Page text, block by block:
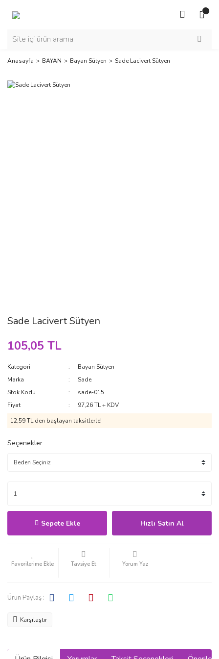
Anasayfa BAYAN Bayan Sütyen Sade Lacivert Sütyen
Sade Lacivert Sütyen
105,05 TL
Kategori
Bayan Sütyen
Marka
Sade
Stok Kodu
sade-015
Fiyat
97,26 TL + KDV
12,59 TL den başlayan taksitlerle!
Seçenekler
Sepete Ekle Hızlı Satın Al
Tavsiye Et Yorum Yaz
Ürün Paylaş :
Karşılaştır